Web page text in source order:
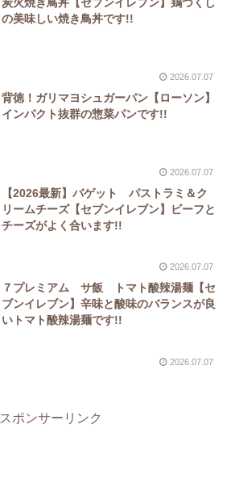
の美味しい焼き鳥丼です!!
2026.07.07
背徳！ガリマヨシュガーパン【ローソン】
インパクト抜群の惣菜パンです!!
2026.07.07
【2026最新】バゲット パストラミ＆ク
リームチーズ【セブンイレブン】ビーフと
チーズがよく合います!!
2026.07.07
７プレミアム サ飯 トマト酸辣湯麺【セ
ブンイレブン】辛味と酸味のバランスが良
いトマト酸辣湯麺です!!
2026.07.07
スポンサーリンク